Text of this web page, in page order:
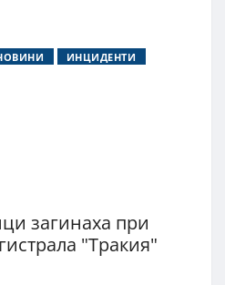
ИНЦИДЕНТИ
загинаха при
"Тракия"